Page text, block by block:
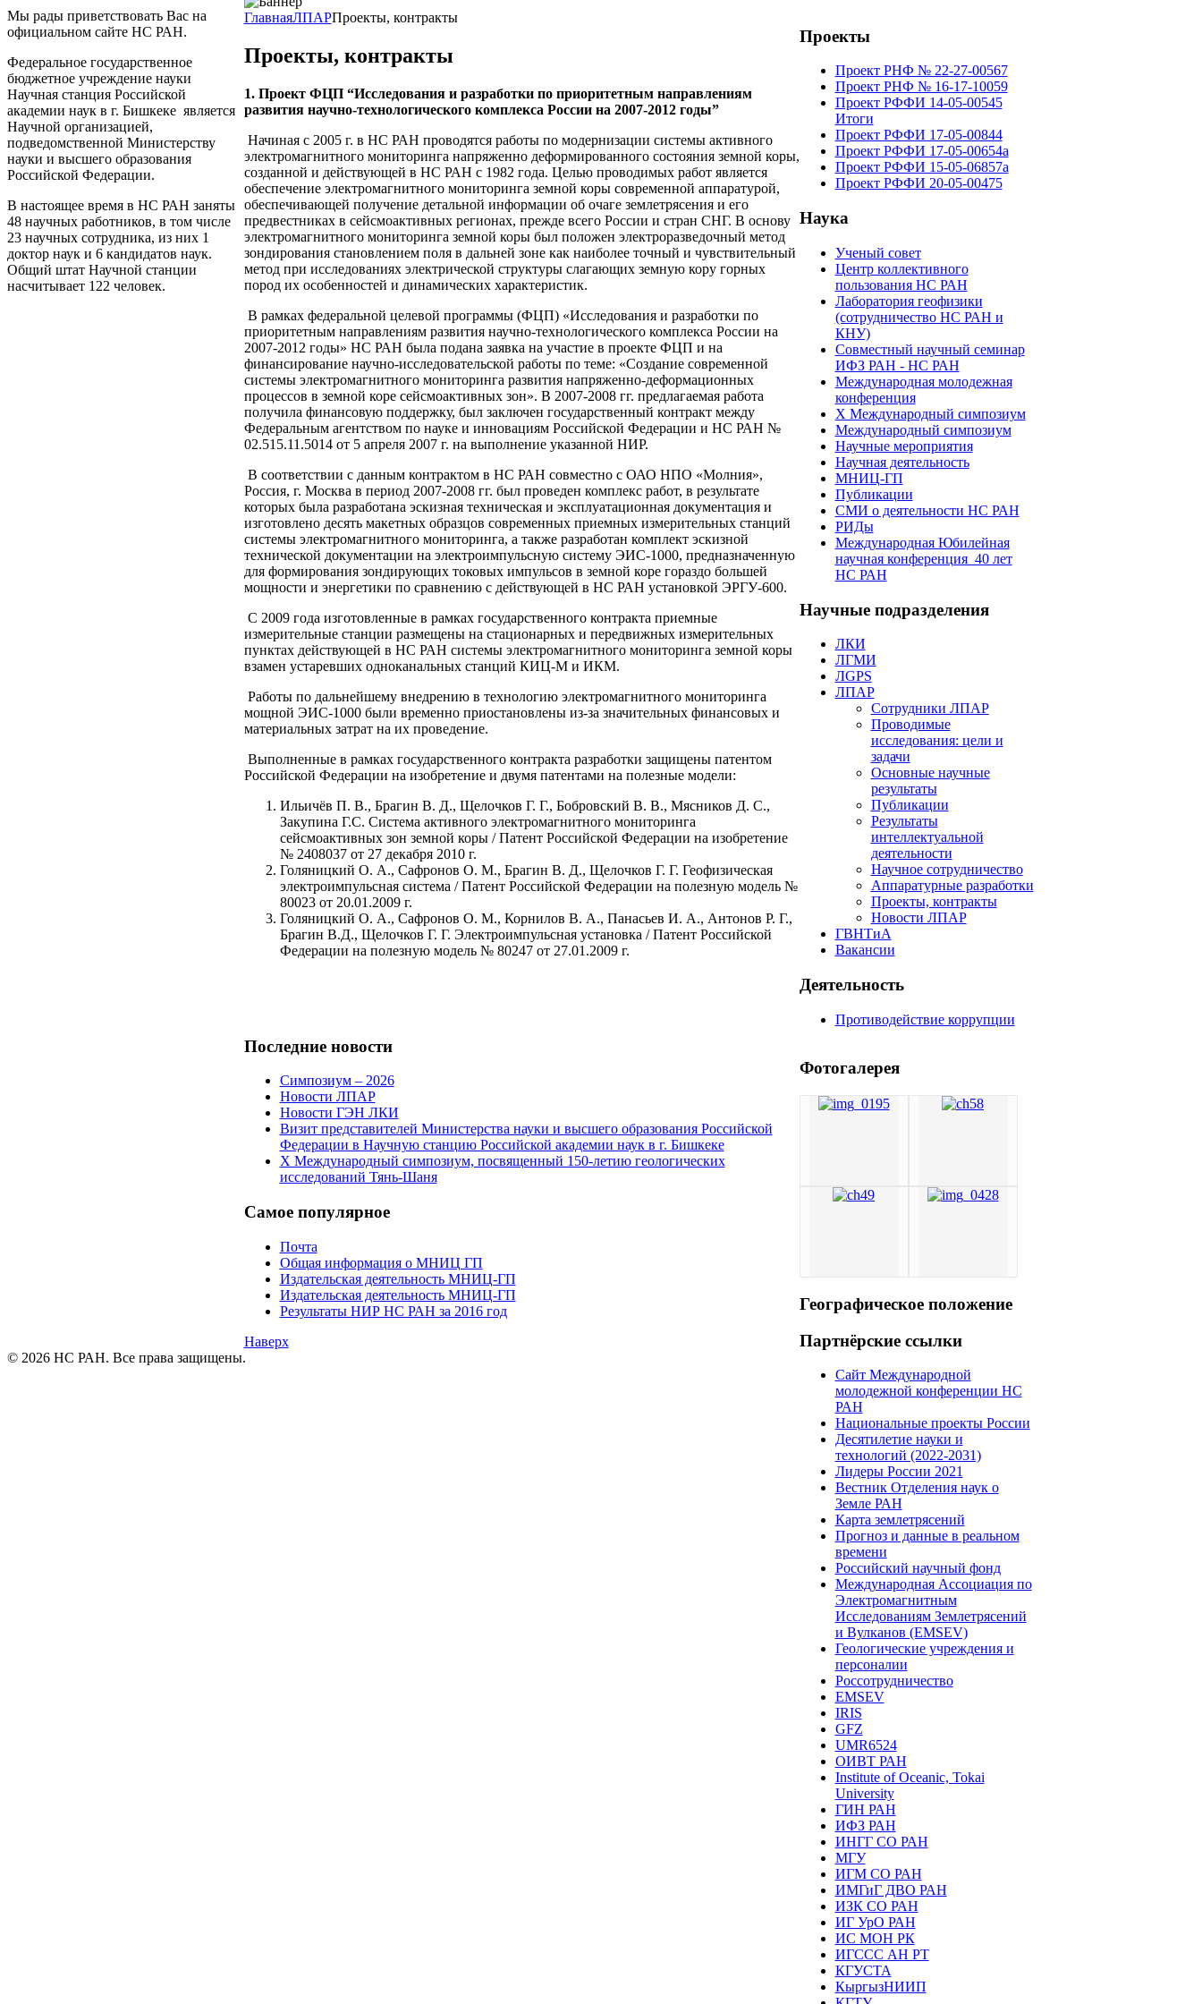
Мы рады приветствовать Вас на
официальном сайте НС РАН.
Федеральное государственное
бюджетное учреждение науки
Научная станция Российской
академии наук в г. Бишкеке является
Научной организацией,
подведомственной Министерству
науки и высшего образования
Российской Федерации.
В настоящее время в НС РАН заняты
48 научных работников, в том числе
23 научных сотрудника, из них 1
доктор наук и 6 кандидатов наук.
Общий штат Научной станции
насчитывает 122 человек.
ГлавнаяЛПАРПроекты, контракты
Проекты, контракты
1. Проект ФЦП “Исследования и разработки по приоритетным направлениям
развития научно-технологического комплекса России на 2007-2012 годы”
Начиная с 2005 г. в НС РАН проводятся работы по модернизации системы активного
электромагнитного мониторинга напряженно деформированного состояния земной коры,
созданной и действующей в НС РАН с 1982 года. Целью проводимых работ является
обеспечение электромагнитного мониторинга земной коры современной аппаратурой,
обеспечивающей получение детальной информации об очаге землетрясения и его
предвестниках в сейсмоактивных регионах, прежде всего России и стран СНГ. В основу
электромагнитного мониторинга земной коры был положен электроразведочный метод
зондирования становлением поля в дальней зоне как наиболее точный и чувствительный
метод при исследованиях электрической структуры слагающих земную кору горных
пород их особенностей и динамических характеристик.
В рамках федеральной целевой программы (ФЦП) «Исследования и разработки по
приоритетным направлениям развития научно-технологического комплекса России на
2007-2012 годы» НС РАН была подана заявка на участие в проекте ФЦП и на
финансирование научно-исследовательской работы по теме: «Создание современной
системы электромагнитного мониторинга развития напряженно-деформационных
процессов в земной коре сейсмоактивных зон». В 2007-2008 гг. предлагаемая работа
получила финансовую поддержку, был заключен государственный контракт между
Федеральным агентством по науке и инновациям Российской Федерации и НС РАН №
02.515.11.5014 от 5 апреля 2007 г. на выполнение указанной НИР.
В соответствии с данным контрактом в НС РАН совместно с ОАО НПО «Молния»,
Россия, г. Москва в период 2007-2008 гг. был проведен комплекс работ, в результате
которых была разработана эскизная техническая и эксплуатационная документация и
изготовлено десять макетных образцов современных приемных измерительных станций
системы электромагнитного мониторинга, а также разработан комплект эскизной
технической документации на электроимпульсную систему ЭИС-1000, предназначенную
для формирования зондирующих токовых импульсов в земной коре гораздо большей
мощности и энергетики по сравнению с действующей в НС РАН установкой ЭРГУ-600.
С 2009 года изготовленные в рамках государственного контракта приемные
измерительные станции размещены на стационарных и передвижных измерительных
пунктах действующей в НС РАН системы электромагнитного мониторинга земной коры
взамен устаревших одноканальных станций КИЦ-М и ИКМ.
Работы по дальнейшему внедрению в технологию электромагнитного мониторинга
мощной ЭИС-1000 были временно приостановлены из-за значительных финансовых и
материальных затрат на их проведение.
Выполненные в рамках государственного контракта разработки защищены патентом
Российской Федерации на изобретение и двумя патентами на полезные модели:
Ильичёв П. В., Брагин В. Д., Щелочков Г. Г., Бобровский В. В., Мясников Д. С.,
Закупина Г.С. Система активного электромагнитного мониторинга
сейсмоактивных зон земной коры / Патент Российской Федерации на изобретение
№ 2408037 от 27 декабря 2010 г.
Голяницкий О. А., Сафронов О. М., Брагин В. Д., Щелочков Г. Г. Геофизическая
электроимпульсная система / Патент Российской Федерации на полезную модель №
80023 от 20.01.2009 г.
Голяницкий О. А., Сафронов О. М., Корнилов В. А., Панасьев И. А., Антонов Р. Г.,
Брагин В.Д., Щелочков Г. Г. Электроимпульсная установка / Патент Российской
Федерации на полезную модель № 80247 от 27.01.2009 г.
Последниеновости
Симпозиум – 2026
Новости ЛПАР
Новости ГЭН ЛКИ
Визит представителей Министерства науки и высшего образования Российской
Федерации в Научную станцию Российской академии наук в г. Бишкеке
X Международный симпозиум, посвященный 150-летию геологических
исследований Тянь-Шаня
Самоепопулярное
Почта
Общая информация о МНИЦ ГП
Издательская деятельность МНИЦ-ГП
Издательская деятельность МНИЦ-ГП
Результаты НИР НС РАН за 2016 год
Наверх
Проекты
Проект РНФ № 22-27-00567
Проект РНФ № 16-17-10059
Проект РФФИ 14-05-00545
Итоги
Проект РФФИ 17-05-00844
Проект РФФИ 17-05-00654а
Проект РФФИ 15-05-06857а
Проект РФФИ 20-05-00475
Наука
Ученый совет
Центр коллективного
пользования НС РАН
Лаборатория геофизики
(сотрудничество НС РАН и
КНУ)
Cовместный научный семинар
ИФЗ РАН - НС РАН
Международная молодежная
конференция
X Международный симпозиум
Международный симпозиум
Научные мероприятия
Научная деятельность
МНИЦ-ГП
Публикации
СМИ о деятельности НС РАН
РИДы
Международная Юбилейная
научная конференция_40 лет
НС РАН
Научныеподразделения
ЛКИ
ЛГМИ
ЛGPS
ЛПАР
Сотрудники ЛПАР
Проводимые
исследования: цели и
задачи
Основные научные
результаты
Публикации
Результаты
интеллектуальной
деятельности
Научное сотрудничество
Аппаратурные разработки
Проекты, контракты
Новости ЛПАР
ГВНТиА
Вакансии
Деятельность
Противодействие коррупции
Фотогалерея
Географическоеположение
Партнёрскиессылки
Сайт Международной
молодежной конференции НС
РАН
Национальные проекты России
Десятилетие науки и
технологий (2022-2031)
Лидеры России 2021
Вестник Отделения наук о
Земле РАН
Карта землетрясений
Прогноз и данные в реальном
времени
Российский научный фонд
Международная Ассоциация по
Электромагнитным
Исследованиям Землетрясений
и Вулканов (EMSEV)
Геологические учреждения и
персоналии
Россотрудничество
EMSEV
IRIS
GFZ
UMR6524
ОИВТ РАН
Institute of Oceanic, Tokai
University
ГИН РАН
ИФЗ РАН
ИНГГ СО РАН
МГУ
ИГМ СО РАН
ИМГиГ ДВО РАН
ИЗК СО РАН
ИГ УрО РАН
ИС МОН РК
ИГССС АН РТ
КГУСТА
КыргызНИИП
© 2026 НС РАН. Все права защищены.